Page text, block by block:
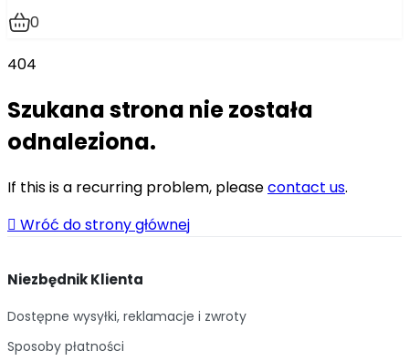
0
404
Szukana strona nie została
odnaleziona.
If this is a recurring problem, pleasecontact us.
 Wróć do strony głównej
Niezbędnik Klienta
Dostępne wysyłki, reklamacje i zwroty
Sposoby płatności